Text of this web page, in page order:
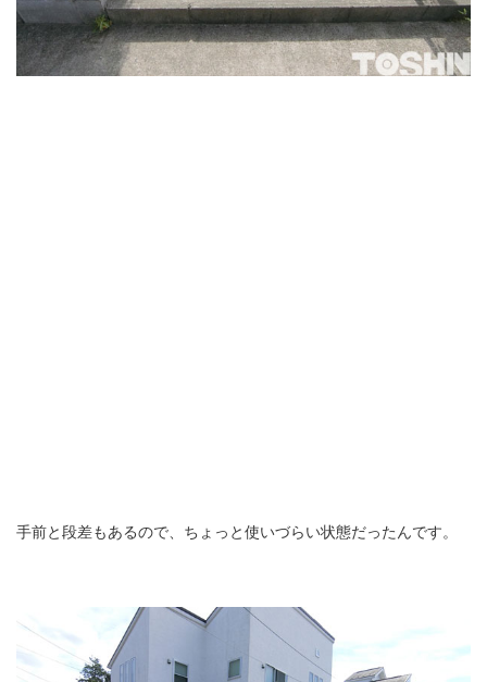
手前と段差もあるので、ちょっと使いづらい状態だったんです。